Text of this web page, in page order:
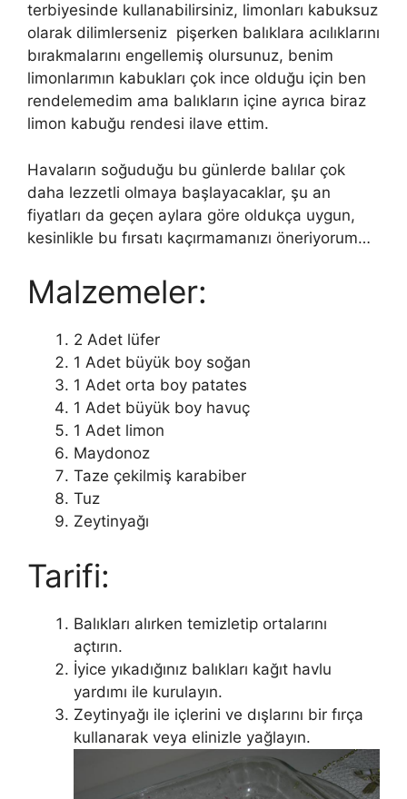
terbiyesinde kullanabilirsiniz, limonları kabuksuz
olarak dilimlerseniz pişerken balıklara acılıklarını
bırakmalarını engellemiş olursunuz, benim
limonlarımın kabukları çok ince olduğu için ben
rendelemedim ama balıkların içine ayrıca biraz
limon kabuğu rendesi ilave ettim.
Havaların soğuduğu bu günlerde balılar çok
daha lezzetli olmaya başlayacaklar, şu an
fiyatları da geçen aylara göre oldukça uygun,
kesinlikle bu fırsatı kaçırmamanızı öneriyorum…
Malzemeler:
2 Adet lüfer
1 Adet büyük boy soğan
1 Adet orta boy patates
1 Adet büyük boy havuç
1 Adet limon
Maydonoz
Taze çekilmiş karabiber
Tuz
Zeytinyağı
Tarifi:
Balıkları alırken temizletip ortalarını
açtırın.
İyice yıkadığınız balıkları kağıt havlu
yardımı ile kurulayın.
Zeytinyağı ile içlerini ve dışlarını bir fırça
kullanarak veya elinizle yağlayın.